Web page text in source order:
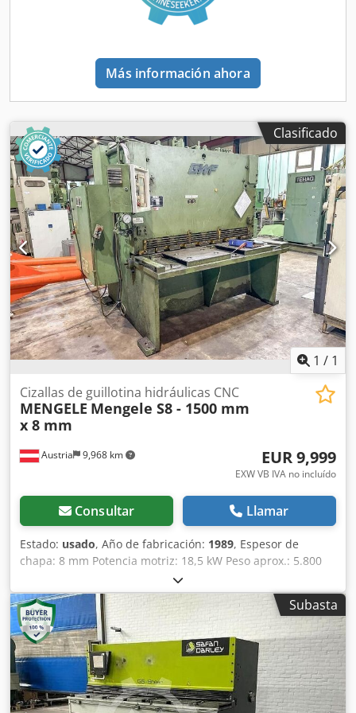
Más información ahora
Clasificado
1 / 1
Austria 9,968 km
Cizallas de guillotina hidráulicas CNC
MENGELE Mengele S8 - 1500 mm
x 8 mm
EUR 9,999
EXW VB IVA no incluído
Consultar Llamar
Estado: usado, Año de fabricación: 1989, Espesor de
chapa: 8 mm Potencia motriz: 18,5 kW Peso aprox.: 5.800
kg Dimensiones (LxAnxAl): 2.130 x 3.260 x 2.360 mm
Longitud de chapa: 1.550 mm Datos técnicos: Longitud
máxima de corte: 1.550 mm Cuelgue lateral en el bastidor:
50 mm Paso de chapa: 16 mm Ángulo de corte ajustable:
0,5° – 2°30′ Ciclos en vacío: 25 – 32 / min Número de
sujetadores: 8 Presión de corte: 280 bar Capacidad de
aceite: 300 litros Potencia total conectada: 20,1 kW
Dimensiones exteriores (L×An×Al): 2.130 × 3.260 × 2.360
Subasta